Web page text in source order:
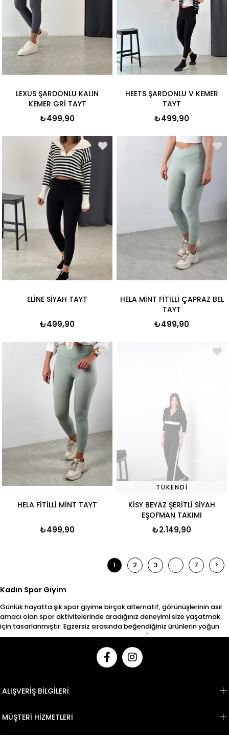
LEXUS ŞARDONLU KALIN
KEMER GRİ TAYT
₺499,90
HEETS ŞARDONLU V KEMER
TAYT
₺499,90
ELİNE SİYAH TAYT
₺499,90
HELA MİNT FİTİLLİ ÇAPRAZ BEL
TAYT
₺499,90
HELA FİTİLLİ MİNT TAYT
₺499,90
TÜKENDI
KİSY BEYAZ ŞERİTLİ SİYAH
EŞOFMAN TAKIMI
₺2.149,90
1 2 3 ... 7 >
Kadın Spor Giyim
Günlük hayatta şık spor giyime birçok alternatif, görünüşlerinin asıl
amacı olan spor aktivitelerinde aradığınız deneyimi size yaşatmak
için tasarlanmıştır. Egzersiz sırasında beğendiğiniz ürünlerin yoğun
egzersiz ritmine uyması çok önemlidir. Seçtiğiniz seçenek egzersiz
sırasında sizi daha yavaş hareket etmeye zorlayacaksa
performansınız düşebilir ve kendinizi rahatsız hissedebilirsiniz.
Özellikle profesyonel sporlarda zamana karşı yarışan kullanıcılar için
değerlendirebilir, egzersiz keyfinizi ikiye katlayabilir ve daha hızlı
egzersiz yapmanızı sağlayabilirsiniz.
Egzersiz için tercih edilen kıyafetler de yapacağınız
ALIŞVERİŞ BİLGİLERİ
MÜŞTERİ HİZMETLERİ